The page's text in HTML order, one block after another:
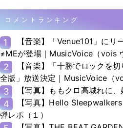
コメントランキング
1
【音楽】「Venue101」にリ
≠MEが登場｜MusicVoice（vois
2
【音楽】「十勝でロックを
全版」放送決定｜MusicVoice（
3 【写真】ももクロ高城れに
4
【写真】Hello
弾レポ（１）